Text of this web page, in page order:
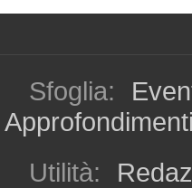
Sfoglia:
Approfondimenti
Utilità: